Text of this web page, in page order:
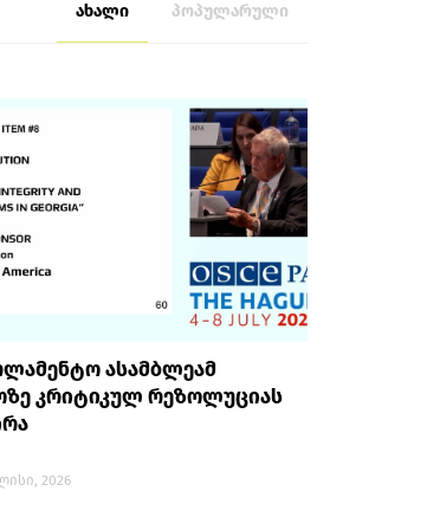
ახალი პოპულარული
ასამბლეამ
კრიტიკულ რეზოლუციას
2026